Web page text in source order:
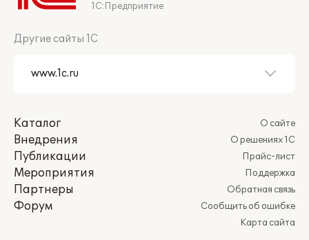
1С:Предприятие
Другие сайты 1С
Каталог
Внедрения
Публикации
Мероприятия
Партнеры
Форум
О сайте
О решениях 1С
Прайс-лист
Поддержка
Обратная связь
Сообщить об ошибке
Карта сайта